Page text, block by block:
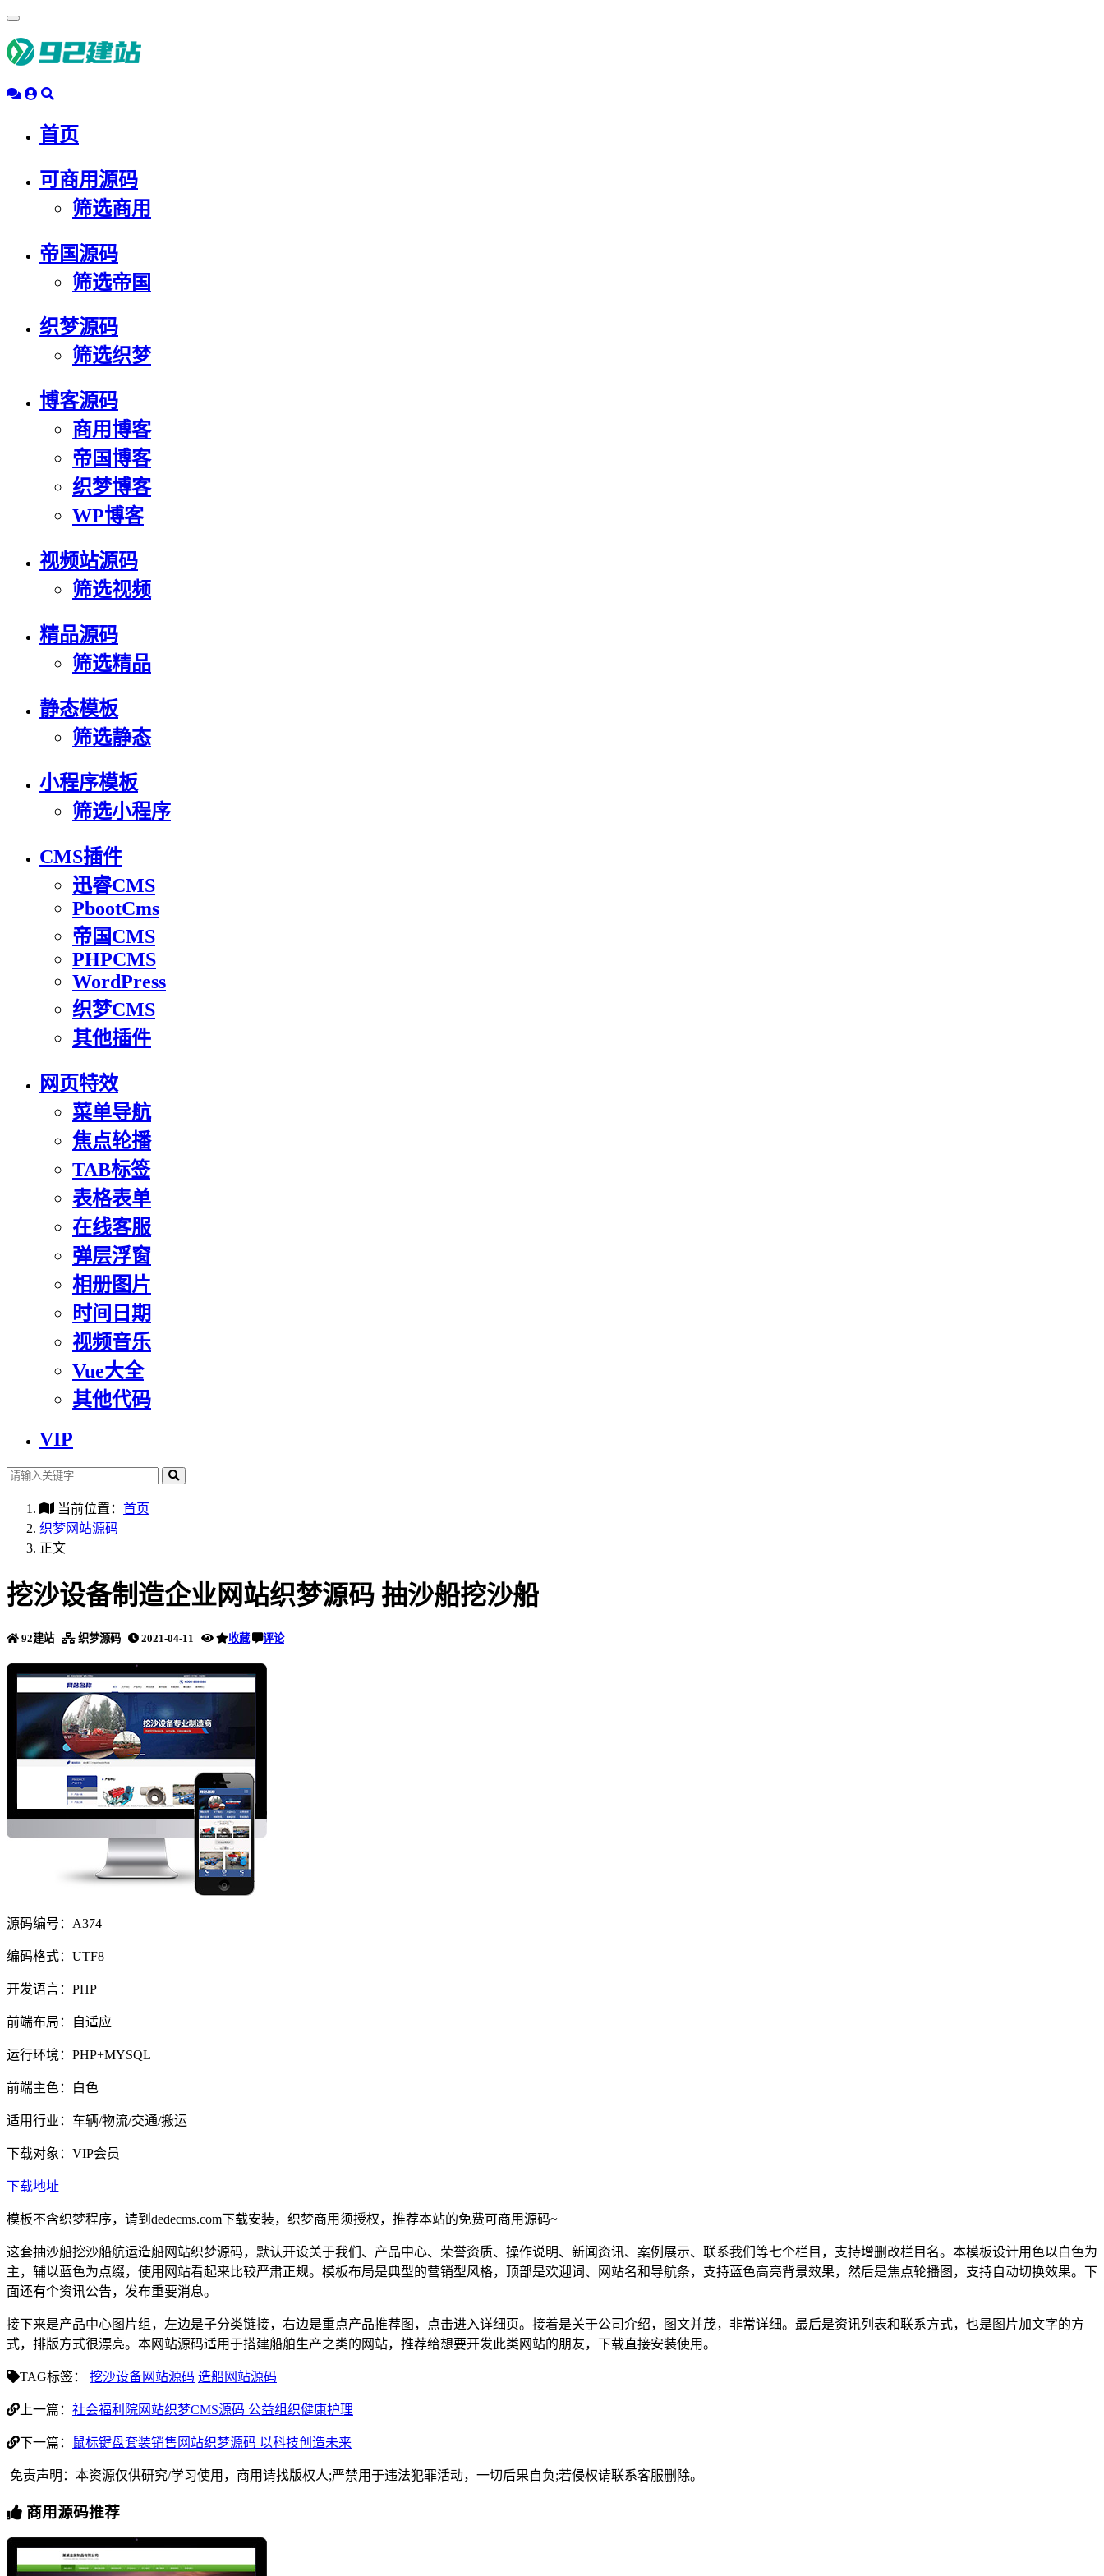
动
导
首页
可商用源码
筛选商用
帝国源码
筛选帝国
织梦源码
筛选织梦
博客源码
商用博客
帝国博客
织梦博客
WP博客
视频站源码
筛选视频
精品源码
筛选精品
静态模板
筛选静态
小程序模板
筛选小程序
CMS插件
迅睿CMS
PbootCms
帝国CMS
PHPCMS
WordPress
织梦CMS
其他插件
网页特效
菜单导航
焦点轮播
TAB标签
表格表单
在线客服
弹层浮窗
相册图片
时间日期
视频音乐
Vue大全
其他代码
VIP
当前位置： 首页
织梦网站源码
正文
挖沙设备制造企业网站织梦源码 抽沙船挖沙船
92建站 织梦源码 2021-04-11 收藏 评论
源码编号：A374
编码格式：UTF8
开发语言：PHP
前端布局：自适应
运行环境：PHP+MYSQL
前端主色：白色
适用行业：车辆/物流/交通/搬运
下载对象：VIP会员
下载地址
模板不含织梦程序，请到dedecms.com下载安装，织梦商用须授权，推荐本站的免费可商用源码~
这套抽沙船挖沙船航运造船网站织梦源码，默认开设关于我们、产品中心、荣誉资质、操作说明、新闻资讯、案例展示、联系我们等七个栏目，支持增删改栏目名。本模板设计用色以白色为
主，辅以蓝色为点缀，使用网站看起来比较严肃正规。模板布局是典型的营销型风格，顶部是欢迎词、网站名和导航条，支持蓝色高亮背景效果，然后是焦点轮播图，支持自动切换效果。下
面还有个资讯公告，发布重要消息。
接下来是产品中心图片组，左边是子分类链接，右边是重点产品推荐图，点击进入详细页。接着是关于公司介绍，图文并茂，非常详细。最后是资讯列表和联系方式，也是图片加文字的方
式，排版方式很漂亮。本网站源码适用于搭建船舶生产之类的网站，推荐给想要开发此类网站的朋友，下载直接安装使用。
TAG标签： 挖沙设备网站源码 造船网站源码
上一篇： 社会福利院网站织梦CMS源码 公益组织健康护理
下一篇： 鼠标键盘套装销售网站织梦源码 以科技创造未来
免责声明：本资源仅供研究/学习使用，商用请找版权人;严禁用于违法犯罪活动，一切后果自负;若侵权请联系客服删除。
商用源码推荐